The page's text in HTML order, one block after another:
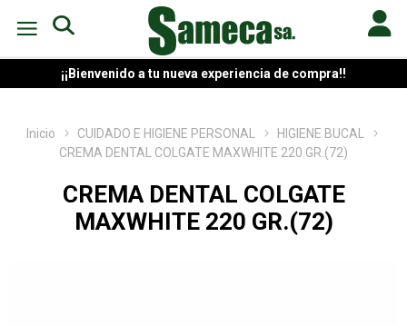
¡¡Bienvenido a tu nueva experiencia de compra!!
Inicio CUIDADO E HIGIENE PERSONAL
HIGIENE BUCAL
CREMA DENTAL COLGATE MAXWHITE 220 GR.(72)
CREMA DENTAL COLGATE
MAXWHITE 220 GR.(72)